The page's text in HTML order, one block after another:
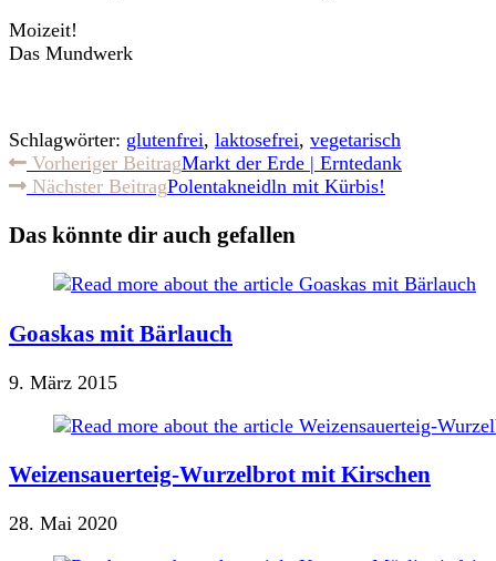
Moizeit!
Das Mundwerk
Schlagwörter: glutenfrei, laktosefrei, vegetarisch
Weitere
Artikel
ansehen
Vorheriger BeitragMarkt der Erde | Erntedank
Nächster BeitragPolentakneidln mit Kürbis!
Das könnte dir auch gefallen
Goaskas mit Bärlauch
9. März 2015
Weizensauerteig-Wurzelbrot mit Kirschen
28. Mai 2020